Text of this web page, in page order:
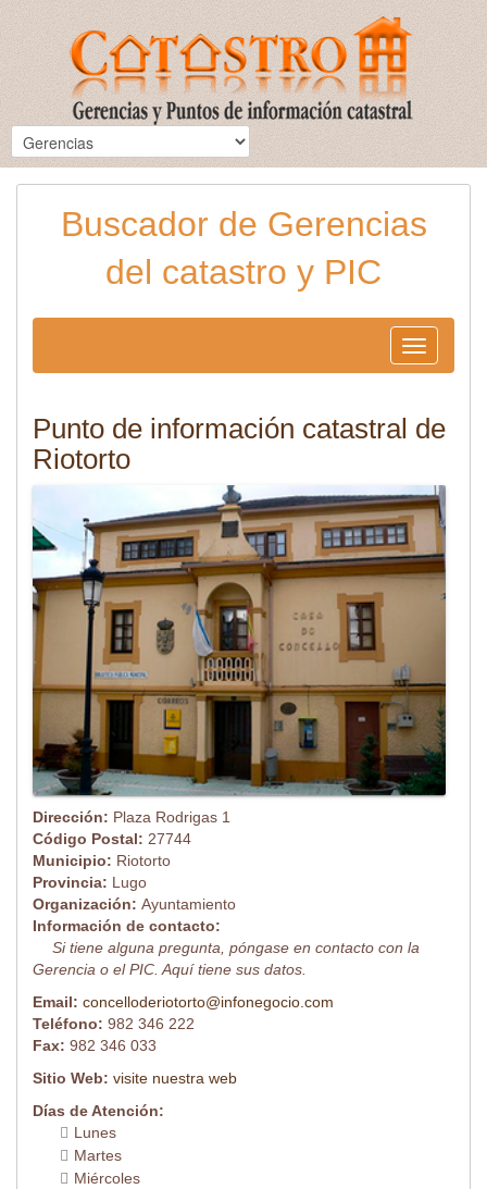
Buscador de Gerencias
del catastro y PIC
Toggle
navigation
Punto de información catastral de
Riotorto
Dirección: Plaza Rodrigas 1
Código Postal: 27744
Municipio: Riotorto
Provincia: Lugo
Organización: Ayuntamiento
Información de contacto:
Si tiene alguna pregunta, póngase en contacto con la
Gerencia o el PIC. Aquí tiene sus datos.
Email: concelloderiotorto@infonegocio.com
Teléfono: 982 346 222
Fax: 982 346 033
Sitio Web: visite nuestra web
Días de Atención:
Lunes
Martes
Miércoles